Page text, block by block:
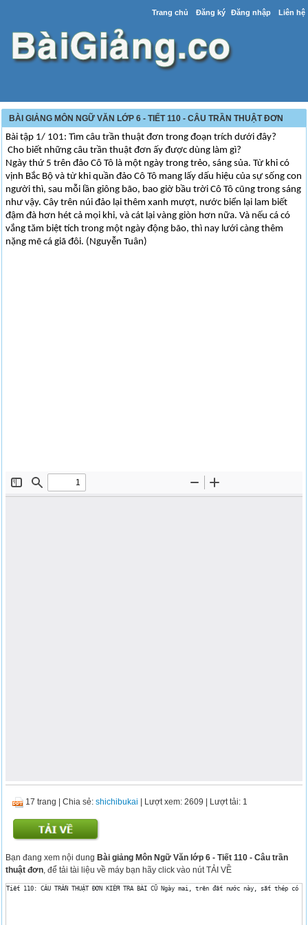
Trang chủ Đăng ký Đăng nhập Liên hệ
BÀI GIẢNG MÔN NGỮ VĂN LỚP 6 - TIẾT 110 - CÂU TRẦN THUẬT ĐƠN
Bài tập 1/ 101: Tìm câu trần thuật đơn trong đoạn trích dưới đây?
Cho biết những câu trần thuật đơn ấy được dùng làm gì?
Ngày thứ 5 trên đảo Cô Tô là một ngày trong trẻo, sáng sủa. Từ khi có
vịnh Bắc Bộ và từ khi quần đảo Cô Tô mang lấy dấu hiệu của sự sống con
người thì, sau mỗi lần giông bão, bao giờ bầu trời Cô Tô cũng trong sáng
như vậy. Cây trên núi đảo lại thêm xanh mượt, nước biển lại lam biết
đậm đà hơn hét cả mọi khi, và cát lại vàng giòn hơn nữa. Và nếu cá có
vắng tăm biệt tích trong một ngày động bão, thì nay lưới càng thêm
nặng mẽ cá giã đôi. (Nguyễn Tuân)
17 trang |Chia sẻ:shichibukai | Lượt xem: 2609 | Lượt tải: 1
Bạn đang xem nội dungBài giảng Môn Ngữ Văn lớp 6 - Tiết 110 - Câu trần
thuật đơn , để tải tài liệu về máy bạn hãy click vào nút TẢI VỀ